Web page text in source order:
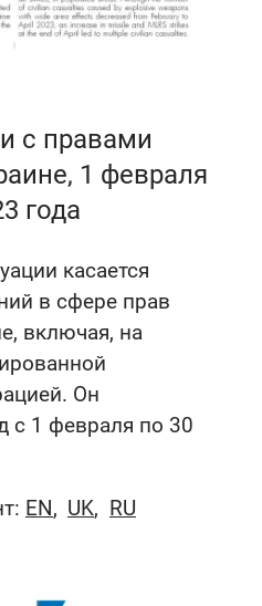
с правами
1 февраля
года
касается
в сфере прав
включая, на
Он
с 1 февраля по 30
EN UK RU